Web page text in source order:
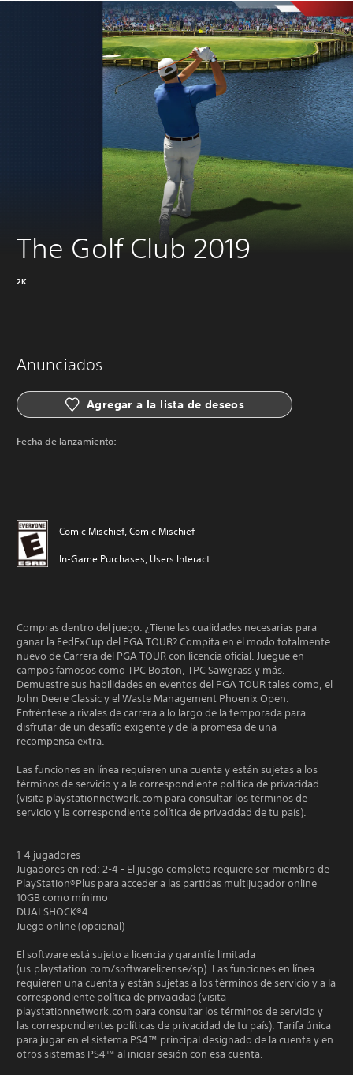
The Golf Club 2019
2K
Anunciados
Agregar a la lista de deseos
Fecha de lanzamiento:
Comic Mischief, Comic Mischief
In-Game Purchases, Users Interact
Compras dentro del juego. ¿Tiene las cualidades necesarias para
ganar la FedExCup del PGA TOUR? Compita en el modo totalmente
nuevo de Carrera del PGA TOUR con licencia oficial. Juegue en
campos famosos como TPC Boston, TPC Sawgrass y más.
Demuestre sus habilidades en eventos del PGA TOUR tales como, el
John Deere Classic y el Waste Management Phoenix Open.
Enfréntese a rivales de carrera a lo largo de la temporada para
disfrutar de un desafío exigente y de la promesa de una
recompensa extra.
Las funciones en línea requieren una cuenta y están sujetas a los
términos de servicio y a la correspondiente política de privacidad
(visita playstationnetwork.com para consultar los términos de
servicio y la correspondiente política de privacidad de tu país).
1-4 jugadores
Jugadores en red: 2-4 - El juego completo requiere ser miembro de
PlayStation®Plus para acceder a las partidas multijugador online
10GB como mínimo
DUALSHOCK®4
Juego online (opcional)
El software está sujeto a licencia y garantía limitada
(us.playstation.com/softwarelicense/sp). Las funciones en línea
requieren una cuenta y están sujetas a los términos de servicio y a la
correspondiente política de privacidad (visita
playstationnetwork.com para consultar los términos de servicio y
las correspondientes políticas de privacidad de tu país). Tarifa única
para jugar en el sistema PS4™ principal designado de la cuenta y en
otros sistemas PS4™ al iniciar sesión con esa cuenta.